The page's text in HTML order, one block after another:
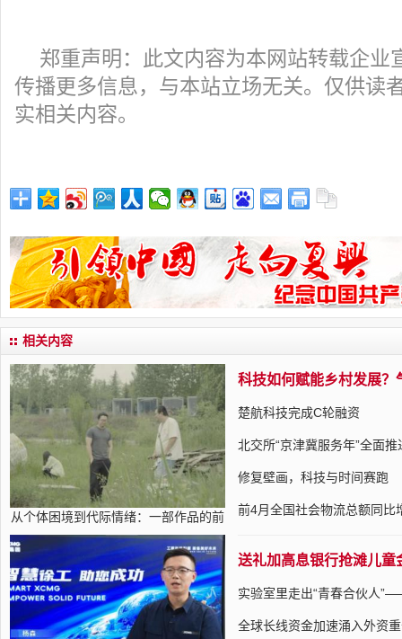
郑重声明：此文内容为本网站转载企业
传播更多信息，与本站立场无关。仅供读
实相关内容。
相关内容
从个体困境到代际情绪：一部作品的前
科技如何赋能乡村发展？
楚航科技完成C轮融资
北交所“京津冀服务年”全面
修复壁画，科技与时间赛跑
前4月全国社会物流总额同比
送礼加高息银行抢滩儿童
实验室里走出“青春合伙人
全球长线资金加速涌入外资